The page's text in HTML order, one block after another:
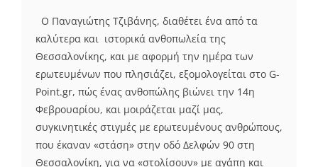
Ο Παναγιώτης Τζιβάνης, διαθέτει ένα από τα
καλύτερα και ιστορικά ανθοπωλεία της
Θεσσαλονίκης, και με αφορμή την ημέρα των
ερωτευμένων που πλησιάζει, εξομολογείται στο G-
Point.gr, πώς ένας ανθοπώλης βιώνει την 14η
Φεβρουαρίου, και μοιράζεται μαζί μας,
συγκινητικές στιγμές με ερωτευμένους ανθρώπους,
που έκαναν «στάση» στην οδό Δελφών 90 στη
Θεσσαλονίκη, για να «στολίσουν» με αγάπη και